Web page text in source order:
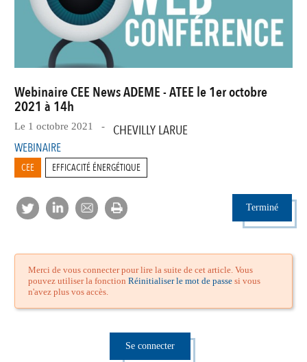
Webinaire CEE News ADEME - ATEE le 1er octobre
2021 à 14h
Le 1 octobre 2021 - CHEVILLY LARUE
WEBINAIRE
CEE EFFICACITÉ ÉNERGÉTIQUE
Terminé
Merci de vous connecter pour lire la suite de cet article. Vous
pouvez utiliser la fonctionRéinitialiser le mot de passe si vous
n'avez plus vos accès.
Se connecter